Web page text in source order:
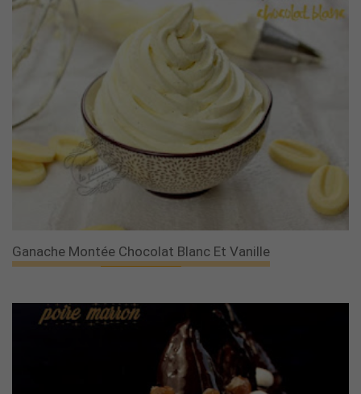
Ganache Montée Chocolat Blanc Et Vanille